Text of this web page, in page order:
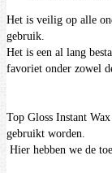
Het is veilig op alle
gebruik.
Het is een al lang
favoriet onder zowel
Top Gloss Instant
gebruikt worden.
Hier hebben we de